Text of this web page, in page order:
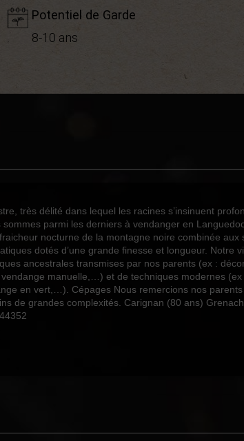
Potentiel de Garde
8-10 ans
14.5
Carignan
Grenache
Syrah
Rouge
très délité dans lequel les racines s’insinuent
parmi les derniers à vendanger en
nocturne de la montagne noire combinée
dotés d’une grande finesse et longueur. Notre
ancestrales transmises par nos parents (ex :
manuelle,…) et de techniques modernes
en vert,…). Cépages Nous remercions nos parents
de grandes complexités. Carignan (80 ans)